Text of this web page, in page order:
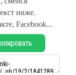
ниже.
Facebook...